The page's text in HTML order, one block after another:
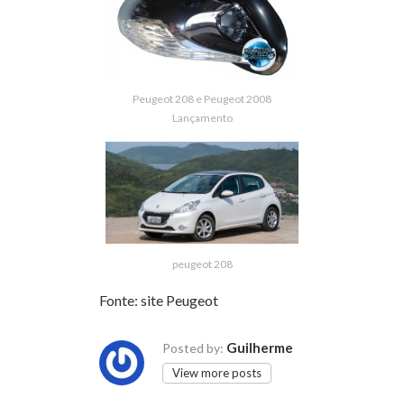
Peugeot 208 e Peugeot 2008
Lançamento
peugeot 208
Fonte: site Peugeot
Posted by: Guilherme
View more posts